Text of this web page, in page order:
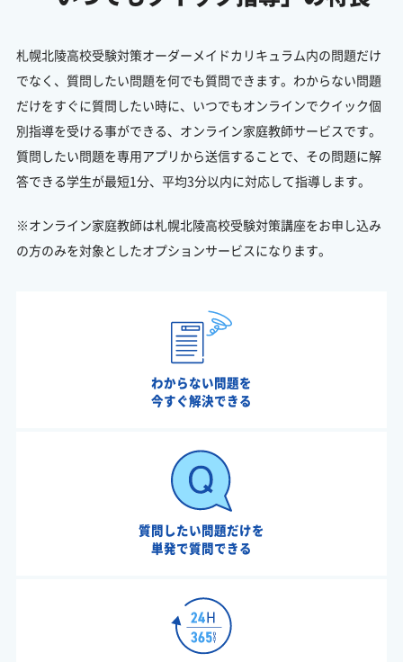
札幌北陵高校受験対策オーダーメイドカリキュラム内の問題だけ
でなく、質問したい問題を何でも質問できます。わからない問題
だけをすぐに質問したい時に、いつでもオンラインでクイック個
別指導を受ける事ができる、オンライン家庭教師サービスです。
質問したい問題を専用アプリから送信することで、その問題に解
答できる学生が最短1分、平均3分以内に対応して指導します。
※オンライン家庭教師は札幌北陵高校受験対策講座をお申し込み
の方のみを対象としたオプションサービスになります。
わからない問題を
今すぐ解決できる
質問したい問題だけを
単発で質問できる